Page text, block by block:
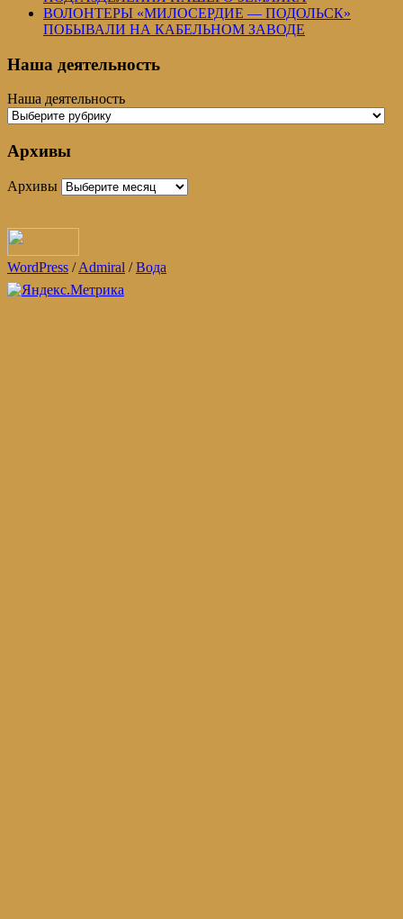
ВОЛОНТЕРЫ «МИЛОСЕРДИЕ — ПОДОЛЬСК»
ПОБЫВАЛИ НА КАБЕЛЬНОМ ЗАВОДЕ
Наша деятельность
Наша деятельность
Архивы
Архивы
WordPress /Admiral /Вода